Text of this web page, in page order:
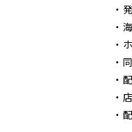
・
・
・
・
・
・
・